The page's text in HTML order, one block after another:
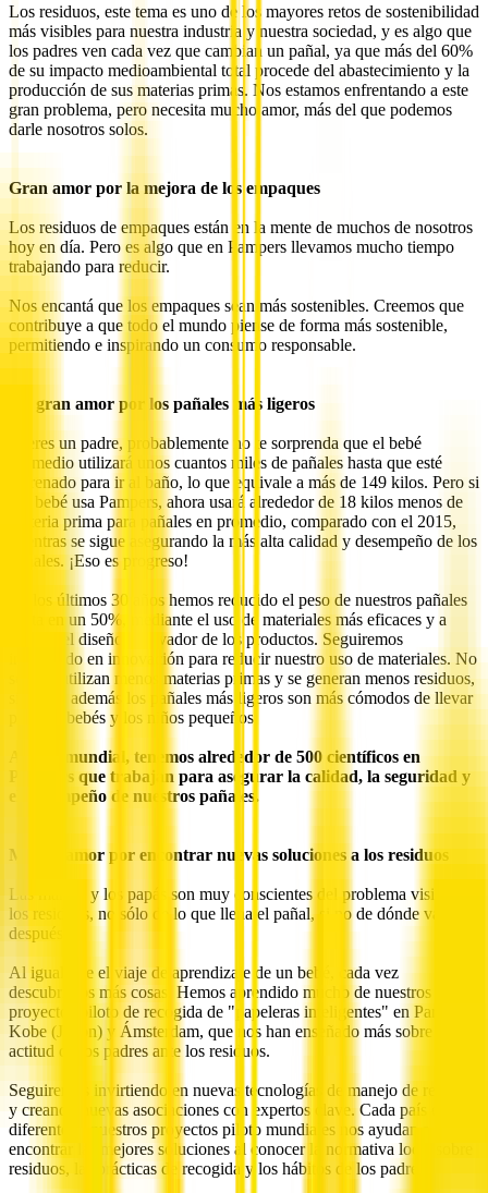
Los residuos, este tema es uno de los mayores retos de sostenibilidad
más visibles para nuestra industria y nuestra sociedad, y es algo que
los padres ven cada vez que cambian un pañal, ya que más del 60%
de su impacto medioambiental total procede del abastecimiento y la
producción de sus materias primas. Nos estamos enfrentando a este
gran problema, pero necesita mucho amor, más del que podemos
darle nosotros solos.
Gran amor por la mejora de los empaques
Los residuos de empaques están en la mente de muchos de nosotros
hoy en día. Pero es algo que en Pampers llevamos mucho tiempo
trabajando para reducir.
Nos encantá que los empaques sean más sostenibles. Creemos que
contribuye a que todo el mundo piense de forma más sostenible,
permitiendo e inspirando un consumo responsable.
Un gran amor por los pañales más ligeros
Si eres un padre, probablemente no te sorprenda que el bebé
promedio utilizará unos cuantos miles de pañales hasta que esté
entrenado para ir al baño, lo que equivale a más de 149 kilos. Pero si
ese bebé usa Pampers, ahora usará alrededor de 18 kilos menos de
materia prima para pañales en promedio, comparado con el 2015,
mientras se sigue asegurando la más alta calidad y desempeño de los
pañales. ¡Eso es progreso!
En los últimos 30 años hemos reducido el peso de nuestros pañales
hasta en un 50%, mediante el uso de materiales más eficaces y a
través del diseño innovador de los productos. Seguiremos
invirtiendo en innovación para reducir nuestro uso de materiales. No
sólo se utilizan menos materias primas y se generan menos residuos,
sino que además los pañales más ligeros son más cómodos de llevar
para los bebés y los niños pequeños.
A nivel mundial, tenemos alrededor de 500 científicos en
Pampers que trabajan para asegurar la calidad, la seguridad y
el desempeño de nuestros pañales.
Mucho amor por encontrar nuevas soluciones a los residuos
Las mamás y los papás son muy conscientes del problema visible de
los residuos, no sólo de lo que llena el pañal, si no de dónde va
después.
Al igual que el viaje de aprendizaje de un bebé, cada vez
descubrimos más cosas. Hemos aprendido mucho de nuestros
proyectos piloto de recogida de "papeleras inteligentes" en París,
Kobe (Japón) y Ámsterdam, que nos han enseñado más sobre la
actitud de los padres ante los residuos.
Seguiremos invirtiendo en nuevas tecnologías de manejo de residuos
y creando nuevas asociaciones con expertos clave. Cada país es
diferente, y nuestros proyectos piloto mundiales nos ayudan a
encontrar las mejores soluciones al conocer la normativa local sobre
residuos, las prácticas de recogida y los hábitos de los padres.